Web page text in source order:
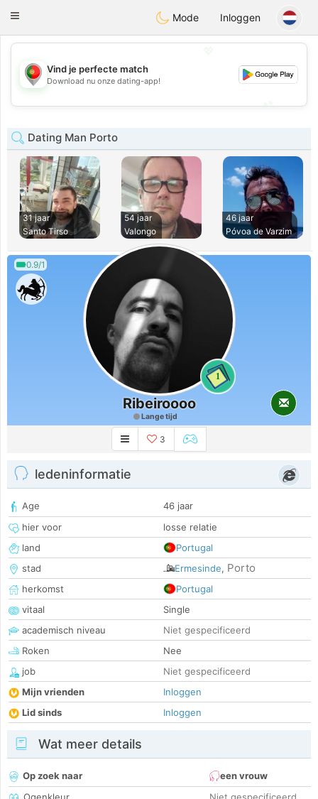
namoroPortugues
Toggle
Mode Inloggen
💖
💕
Vind je perfecte match
Download nu onze dating-app!
Dating Man Porto
31 jaar
Santo Tirso
54 jaar
Valongo
46 jaar
Póvoa de Varzim
0.9/1
1
Ribeiroooo
Lange tijd
3
ledeninformatie
Age
46 jaar
hier voor
losse relatie
land
Portugal
stad
Ermesinde, Porto
herkomst
Portugal
vitaal
Single
academisch niveau
Niet gespecificeerd
Roken
Nee
job
Niet gespecificeerd
Mijn vrienden
Inloggen
Lid sinds
Inloggen
Wat meer details
Op zoek naar
een vrouw